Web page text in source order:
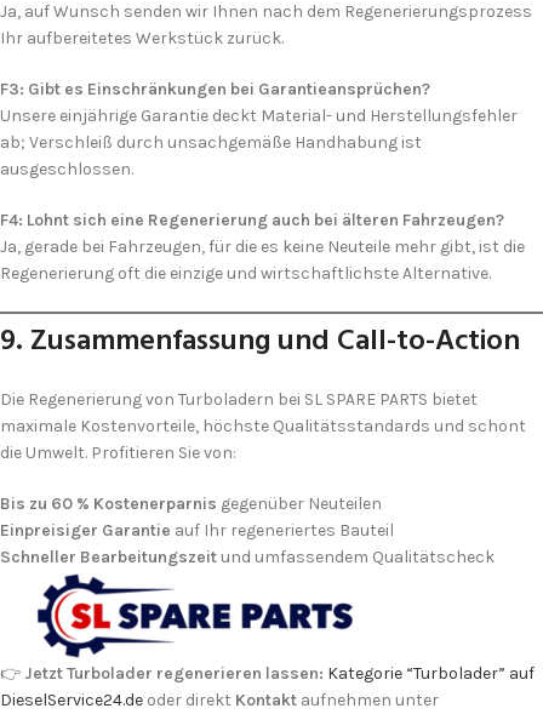
Ja, auf Wunsch senden wir Ihnen nach dem Regenerierungs­prozess
Ihr aufbereitetes Werkstück zurück.
F3: Gibt es Einschränkungen bei Garantieansprüchen?
Unsere einjährige Garantie deckt Material- und Herstellungs­fehler
ab; Verschleiß durch unsachgemäße Handhabung ist
ausgeschlossen.
F4: Lohnt sich eine Regenerierung auch bei älteren Fahrzeugen?
Ja, gerade bei Fahrzeugen, für die es keine Neuteile mehr gibt, ist die
Regenerierung oft die einzige und wirtschaftlichste Alternative.
9. Zusammenfassung und Call-to-Action
Die Regenerierung von Turboladern bei SL SPARE PARTS bietet
maximale Kosten­vorteile, höchste Qualitäts­standards und schont
die Umwelt. Profitieren Sie von:
Bis zu 60 % Kosten­erparnis gegenüber Neuteilen
Einpreisiger Garantie auf Ihr regeneriertes Bauteil
Schneller Bearbeitungszeit und umfassendem Qualitäts­check
👉 Jetzt Turbolader regenerieren lassen: Kategorie “Turbolader” auf
DieselService24.de oder direkt Kontakt aufnehmen unter